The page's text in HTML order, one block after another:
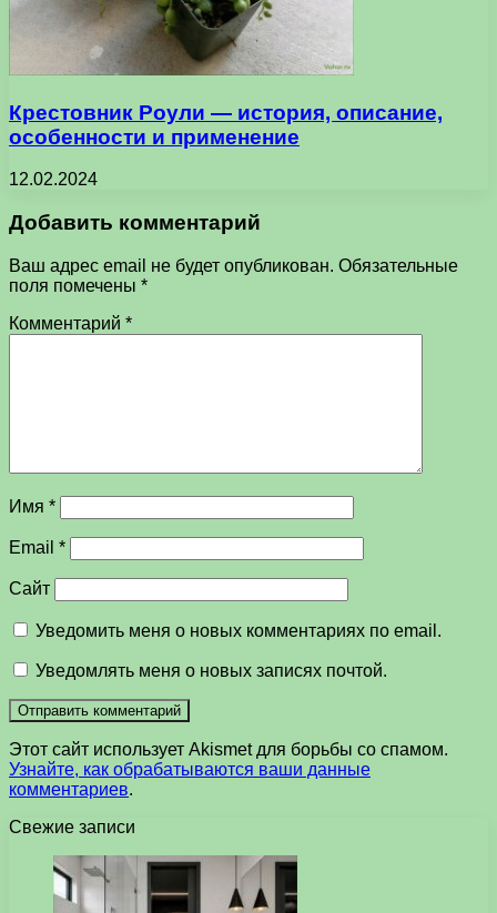
Крестовник Роули — история, описание,
особенности и применение
12.02.2024
Добавить комментарий
Ваш адрес email не будет опубликован. Обязательные
поля помечены *
Комментарий *
Имя *
Email *
Сайт
Уведомить меня о новых комментариях по email.
Уведомлять меня о новых записях почтой.
Этот сайт использует Akismet для борьбы со спамом.
Узнайте, как обрабатываются ваши данные
комментариев.
Свежие записи